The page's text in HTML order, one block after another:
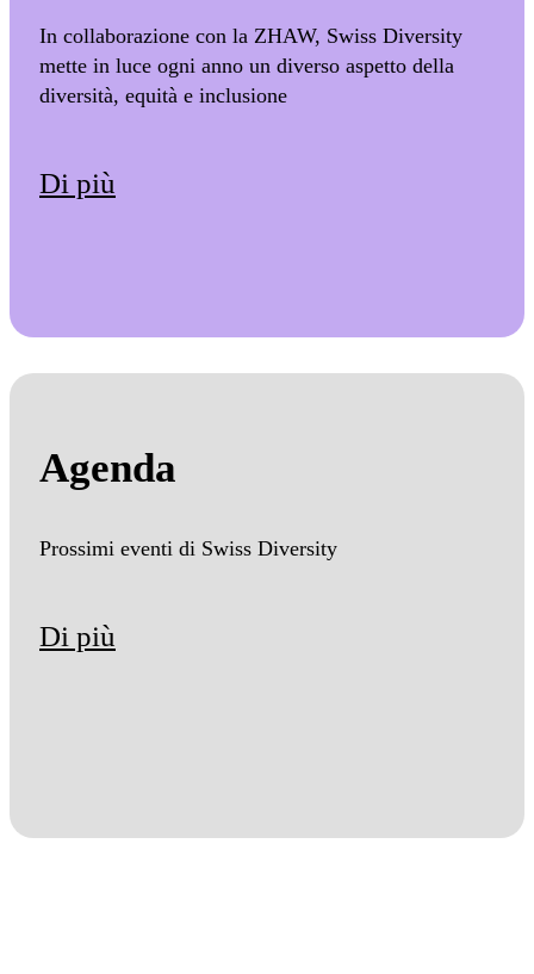
In collaborazione con la ZHAW, Swiss Diversity
mette in luce ogni anno un diverso aspetto della
diversità, equità e inclusione
Di più
Agenda
Prossimi eventi di Swiss Diversity
Di più